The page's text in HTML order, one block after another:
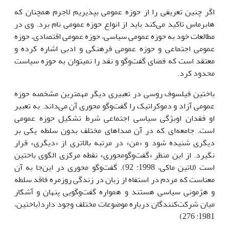
اگر چنین تعریفی را از حوزه عمومی بپذیریم لاجرم همچنان که
هابرماس تاکید می‌کند باید از انواع حوزه عمومی نام برد. وی در
مطالعات خود به حوزه عمومی سیاسی، حوزه عمومی اقتصادی، حوزه
عمومی اجتماعی و حوزه عمومی فرهنگی و ادبی اشاره کرده و
معتقد است که فضای گفت‌وگو و نقد را نمی­توان به حوزه سیاست
محدود کرد.
باختین فیلسوف روسی در تعبیری دیگر مهمترین مشخصه حوزه
عمومی آزاد و دموکراتیک را گفت‌وگو محوری آن می‌داند. به تعبیر
او فقدان اوبژ‌گی سیاسی اجتماعی شرط تشکیل حوزه عمومی
است. جامعه‌ای که در آن صداهای مختلف بدون سلطه یکی بر
دیگری شنیده شود و «من» در مرتبه بالاتری از «دیگری» قرار
نگیرد. از این منظر «گفت‌وگومحوری» نقطه مرکزی الگوی باختین
است (لاتین ماکی، 1998: 92). گفت‌وگو محوری در این‌جا به آن
معناست که مردم در استفاه از زبان در زندگی روزمره فاقد سلطه
و هژمونی سیاسی هستند و همواره گفت‌وگویی پنهان و آشکار
میان شرکت‌کنندگان درباره موضوعات مختلف وجود دارد(باختین،
1981: 276)